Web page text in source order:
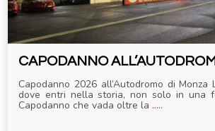
CAPODANNO
Capodanno 2026 all’Autodromo di Monza
dove entri nella storia, non solo in una
Capodanno che vada oltre la .....